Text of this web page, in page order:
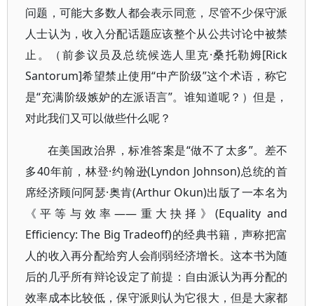
问题，可能大多数人都会表示同意，尽管不少保守派
人士认为，收入分配话题应该整个从公共讨论中被禁
止。（前参议员及总统候选人里克·桑托勒姆[Rick
Santorum]希望禁止使用“中产阶级”这个术语，称它
是“充满阶级嫉妒的左派语言”。谁知道呢？）但是，
对此我们又可以做些什么呢？
在美国政治界，标准答案是“做不了太多”。差不
多40年前，林登·约翰逊(Lyndon Johnson)总统的首
席经济顾问阿瑟·奥肯(Arthur Okun)出版了一本名为
《平等与效率——重大抉择》(Equality and
Efficiency: The Big Tradeoff)的经典书籍，声称把富
人的收入再分配给穷人会削弱经济增长。这本书为随
后的几乎所有辩论设定了前提：自由派认为再分配的
效率成本比较低，保守派则认为它很大，但是大家都